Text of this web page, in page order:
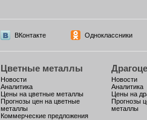
ВКонтакте Одноклассники
Цветные металлы
Новости
Аналитика
Цены на цветные металлы
Прогнозы цен на цветные
металлы
Коммерческие предложения
Новости
Аналитика
Цены на
Прогнозы
металлы